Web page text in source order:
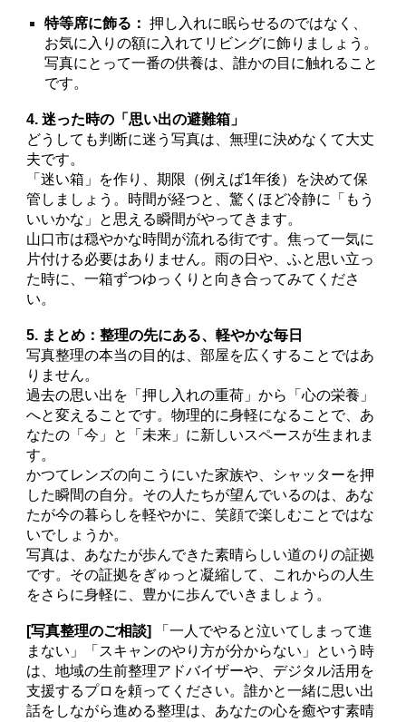
特等席に飾る： 押し入れに眠らせるのではなく、
お気に入りの額に入れてリビングに飾りましょう。
写真にとって一番の供養は、誰かの目に触れること
です。
4. 迷った時の「思い出の避難箱」
どうしても判断に迷う写真は、無理に決めなくて大丈
夫です。
「迷い箱」を作り、期限（例えば1年後）を決めて保
管しましょう。時間が経つと、驚くほど冷静に「もう
いいかな」と思える瞬間がやってきます。
山口市は穏やかな時間が流れる街です。焦って一気に
片付ける必要はありません。雨の日や、ふと思い立っ
た時に、一箱ずつゆっくりと向き合ってみてくださ
い。
5. まとめ：整理の先にある、軽やかな毎日
写真整理の本当の目的は、部屋を広くすることではあ
りません。
過去の思い出を「押し入れの重荷」から「心の栄養」
へと変えることです。物理的に身軽になることで、あ
なたの「今」と「未来」に新しいスペースが生まれま
す。
かつてレンズの向こうにいた家族や、シャッターを押
した瞬間の自分。その人たちが望んでいるのは、あな
たが今の暮らしを軽やかに、笑顔で楽しむことではな
いでしょうか。
写真は、あなたが歩んできた素晴らしい道のりの証拠
です。その証拠をぎゅっと凝縮して、これからの人生
をさらに身軽に、豊かに歩んでいきましょう。
[写真整理のご相談]
「一人でやると泣いてしまって進
まない」「スキャンのやり方が分からない」という時
は、地域の生前整理アドバイザーや、デジタル活用を
支援するプロを頼ってください。誰かと一緒に思い出
話をしながら進める整理は、あなたの心を癒やす素晴